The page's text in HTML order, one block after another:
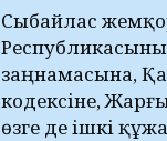
Сыбайлас
заңнамасына,
кодексіне,
өзге де ішкі